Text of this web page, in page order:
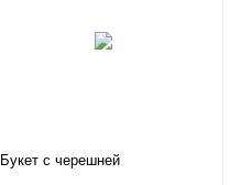
Букет с черешней